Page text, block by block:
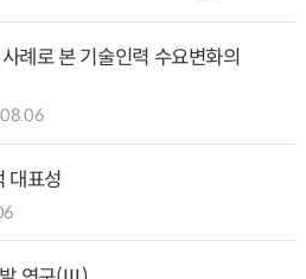
례로 본 기술인력 수요변화의
대표성